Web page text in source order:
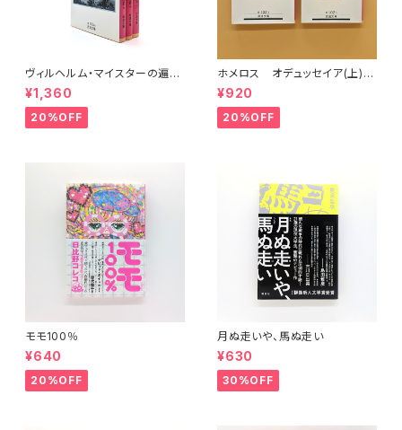
ヴィルヘルム・マイスターの遍歴
時代 (上)(中)(下)（岩波文庫）
¥1,360
20%OFF
ホメロス オデュッセイア(上)
(下) （岩波文庫）
¥920
20%OFF
モモ100％
¥640
20%OFF
月ぬ走いや、馬ぬ走い
¥630
30%OFF